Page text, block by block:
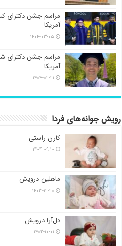
آمریکا
۱۴۰۴-۰۳-۰۵
مراسم جشن دکترای
آمریکا
۱۴۰۴-۰۲-۲۱
رویش جوانه‌های فردا
کارن راستی
۱۴۰۴-۰۹-۱۰
ماهلین درویش
۱۴۰۳-۱۲-۲۰
دل‌آرا درویش
۱۴۰۲-۱۰-۰۱